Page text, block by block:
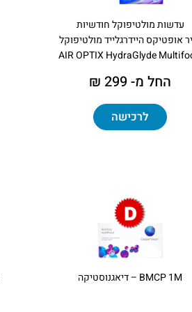
עדשות מולטיפוקל חודשיות
אופטיקס היידרגלייד מולטיפוקל
AIR OPTIX HydraGlyde
החל מ- 299 ₪
לרכישה
BMCP 1M – דיאגנוסטיקה